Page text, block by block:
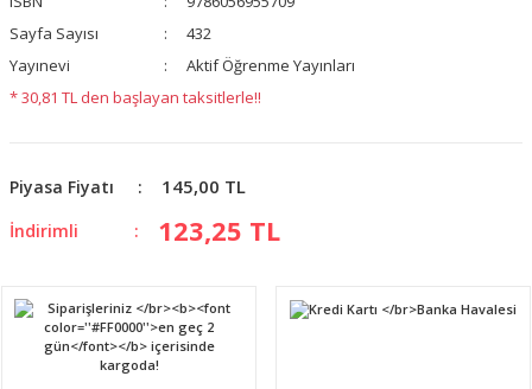
Sayfa Sayısı
432
Yayınevi
Aktif Öğrenme Yayınları
* 30,81 TL den başlayan taksitlerle!!
Piyasa Fiyatı 145,00 TL
İndirimli 123,25 TL